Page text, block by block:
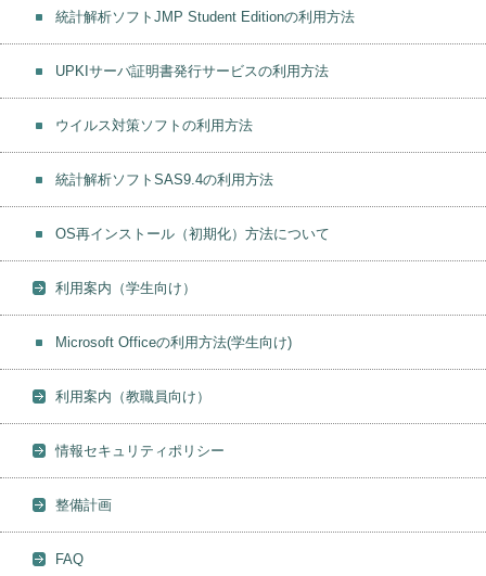
統計解析ソフトJMP Student Editionの利用方法
UPKIサーバ証明書発行サービスの利用方法
ウイルス対策ソフトの利用方法
統計解析ソフトSAS9.4の利用方法
OS再インストール（初期化）方法について
利用案内（学生向け）
Microsoft Officeの利用方法(学生向け)
利用案内（教職員向け）
情報セキュリティポリシー
整備計画
FAQ